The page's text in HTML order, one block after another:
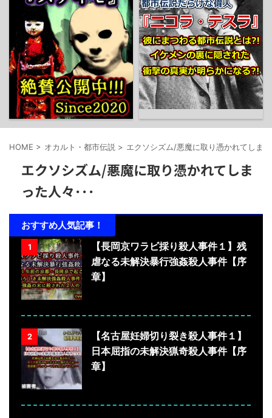
HOME > オカルト・都市伝説 > エクソシズム/悪魔に取り憑かれてしま
エクソシズム/悪魔に取り憑かれてしま
った人々･･･
おすすめ人気記事！
1
【長岡京ワラビ採り殺人事件１】残
虐なる未解決暴行強姦殺人事件【序
章】
2
【名古屋妊婦切り裂き殺人事件１】
日本屈指の未解決猟奇殺人事件【序
章】